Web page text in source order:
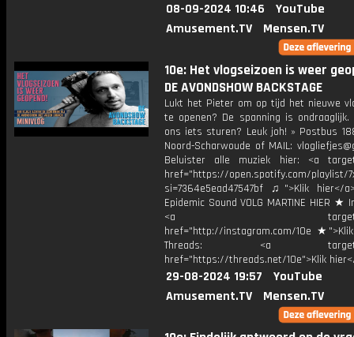
08-09-2024 10:46
YouTube
Amusement.TV
Mensen.TV
10e: Het vlogseizoen is weer
DE AVONDSHOW BACKSTAGE
Lukt het Pieter om op tijd het nieuwe
te openen? De spanning is
ons iets sturen? Leuk joh! » Postbus
Noord-Scharwoude of MAIL:
Beluister alle muziek hier: <a
href="https://open.spotify.com/playlist/
si=7364e5ead47547bf ♫">Klik hier</
Epidemic Sound VOLG MARTINE HIER ★
<a
href="http://instagram.com/10e
Threads: <a
href="https://threads.net/10e">Klik
29-08-2024 19:57
YouTube
Amusement.TV
Mensen.TV